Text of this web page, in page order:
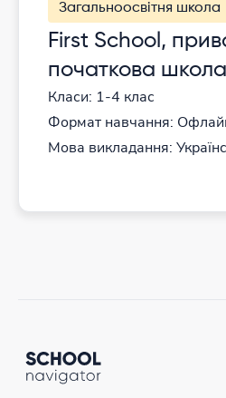
Загальноосвітня школа
First School,
початкова школа
Класи: 1-4 клас
Формат навчання:
Мова викладання: